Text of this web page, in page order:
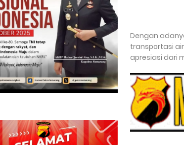
Dengan
transportasi
apresiasi dari